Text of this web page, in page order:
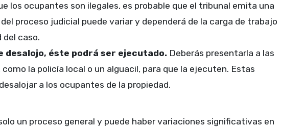
los ocupantes son ilegales, es probable que el tribunal emita una
proceso judicial puede variar y dependerá de la carga de trabajo
del caso.
desalojo, éste podrá ser ejecutado. Deberás presentarla a las
la policía local o un alguacil, para que la ejecuten. Estas
a los ocupantes de la propiedad.
un proceso general y puede haber variaciones significativas en